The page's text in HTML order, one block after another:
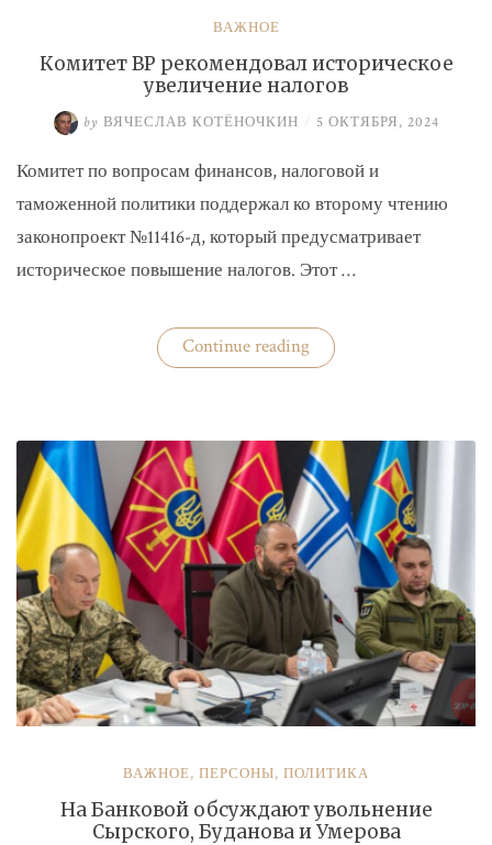
ВАЖНОЕ
Комитет ВР рекомендовал историческое
увеличение налогов
by ВЯЧЕСЛАВ КОТЁНОЧКИН / 5 ОКТЯБРЯ, 2024
Комитет по вопросам финансов, налоговой и
таможенной политики поддержал ко второму чтению
законопроект №11416-д, который предусматривает
историческое повышение налогов. Этот …
Continue reading«Комитет
ВР
налогов»
ВАЖНОЕ, ПЕРСОНЫ, ПОЛИТИКА
На Банковой обсуждают увольнение
Сырского, Буданова и Умерова